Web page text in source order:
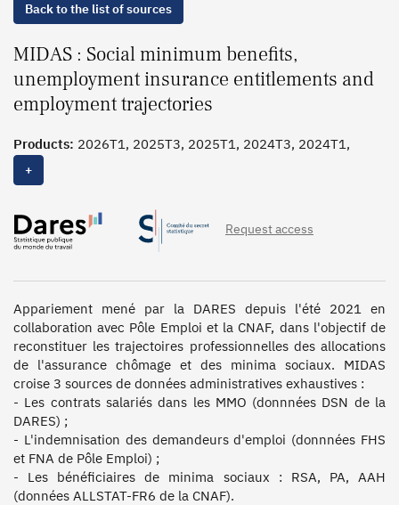
Back to the list of sources
MIDAS : Social minimum benefits,
unemployment insurance entitlements and
employment trajectories
Products: 2026T1, 2025T3, 2025T1, 2024T3, 2024T1,
2023T3, 2023T1, 2022T2
+
Request access
Appariement mené par la DARES depuis l'été 2021 en
collaboration avec Pôle Emploi et la CNAF, dans l'objectif de
reconstituer les trajectoires professionnelles des allocations
de l'assurance chômage et des minima sociaux. MIDAS
croise 3 sources de données administratives exhaustives :
- Les contrats salariés dans les MMO (donnnées DSN de la
DARES) ;
- L'indemnisation des demandeurs d'emploi (donnnées FHS
et FNA de Pôle Emploi) ;
- Les bénéficiaires de minima sociaux : RSA, PA, AAH
(données ALLSTAT-FR6 de la CNAF).